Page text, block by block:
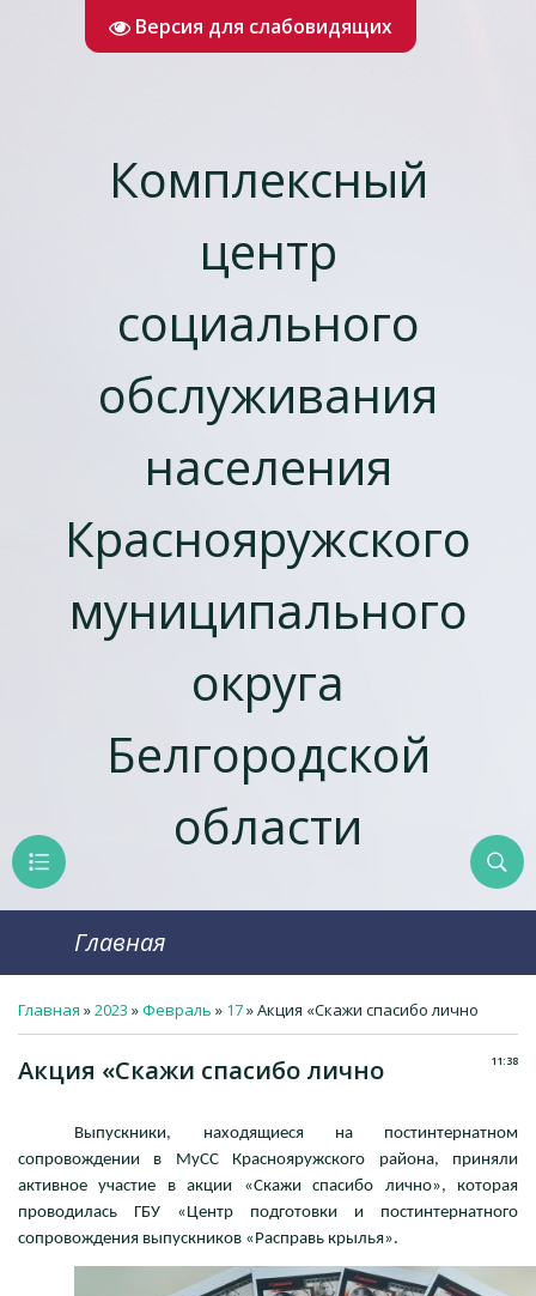
Версия для слабовидящих
Комплексный
центр
социального
обслуживания
населения
Краснояружcкого
муниципального
округа
Белгородской
области
Главная
Главная »2023 »Февраль » 17» Акция «Скажи спасибо лично
11:38
Акция «Скажи спасибо лично
Выпускники, находящиеся на постинтернатном
сопровождении в МуСС Краснояружского района, приняли
активное участие в акции «Скажи спасибо лично», которая
проводилась ГБУ «Центр подготовки и постинтернатного
сопровождения выпускников «Расправь крылья».